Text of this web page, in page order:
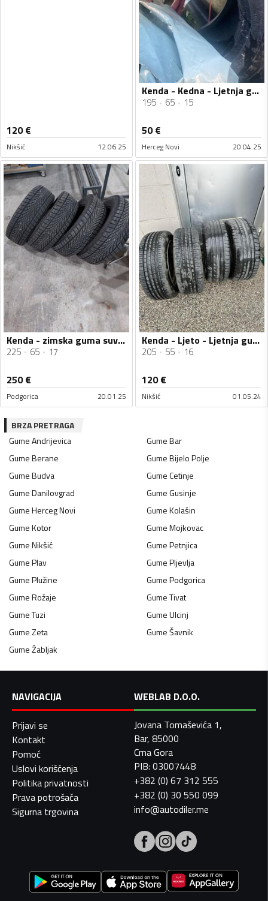
120€
Nikšić 12.06.25
Kenda - Kedna - Ljetnja guma
195 65 15
50€
Herceg Novi 20.04.25
Kenda - zimska guma suv - Zimska guma
225 65 17
250€
Podgorica 20.01.25
Kenda - Ljeto - Ljetnja guma
205 55 16
120€
Nikšić 01.05.24
BRZA PRETRAGA
GumeAndrijevica GumeBar
GumeBerane GumeBijelo Polje
GumeBudva GumeCetinje
GumeDanilovgrad GumeGusinje
GumeHerceg Novi GumeKolašin
GumeKotor GumeMojkovac
GumeNikšić GumePetnjica
GumePlav GumePljevlja
GumePlužine GumePodgorica
GumeRožaje GumeTivat
GumeTuzi GumeUlcinj
GumeZeta GumeŠavnik
GumeŽabljak
NAVIGACIJA
Prijavi se
Kontakt
Pomoć
Uslovi korišćenja
Politika privatnosti
Prava potrošača
Sigurna trgovina
WEBLAB D.O.O.
Jovana Tomaševića 1,
Bar, 85000
Crna Gora
PIB: 03007448
+382 (0) 67 312 555
+382 (0) 30 550 099
info@autodiler.me